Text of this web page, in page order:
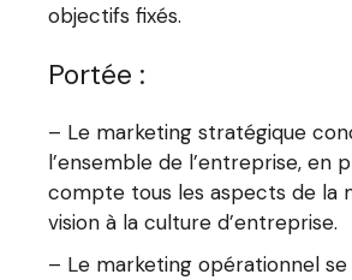
objectifs fixés.
Portée :
– Le marketing stratégique
l’ensemble de l’entreprise, en
compte tous les aspects de la
vision à la culture d’entreprise.
– Le marketing opérationnel